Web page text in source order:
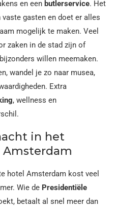
en een butlerservice. Het
gasten en doet er alles
mogelijk te maken. Veel
zaken in de stad zijn of
willen meemaken.
wandel je zo naar musea,
Extra
, wellness en
in het
hotel Amsterdam kost veel
Wie de Presidentiële
betaalt al snel meer dan